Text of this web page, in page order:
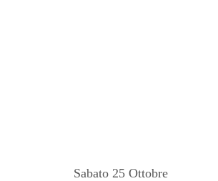
Sabato 25 Ottobre